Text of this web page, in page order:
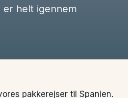
er helt igennem
pakkerejser til Spanien.